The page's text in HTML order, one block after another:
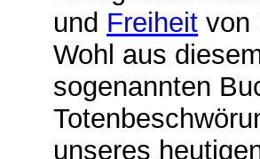
und Freiheit von
Wohl aus
sogenannten
unseres